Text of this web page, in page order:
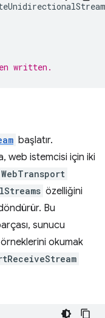
written.
başlatır.
web istemcisi için iki
WebTransport
özelliğini
Bu
sunucu
örneklerini okumak